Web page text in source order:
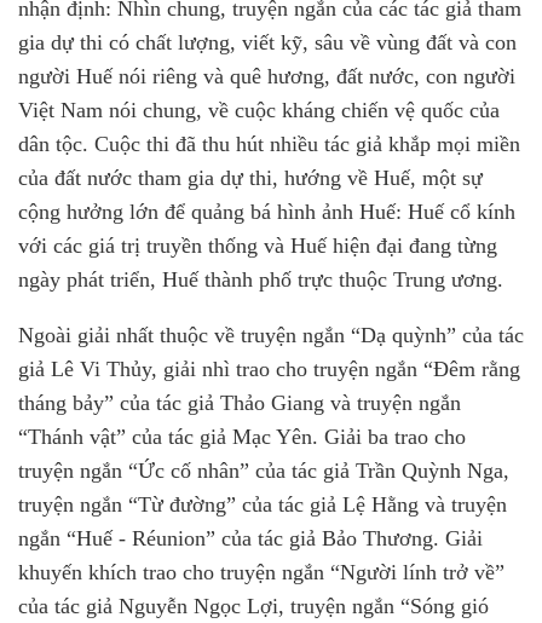
nhận định: Nhìn chung, truyện ngắn của các tác giả tham
gia dự thi có chất lượng, viết kỹ, sâu về vùng đất và con
người Huế nói riêng và quê hương, đất nước, con người
Việt Nam nói chung, về cuộc kháng chiến vệ quốc của
dân tộc. Cuộc thi đã thu hút nhiều tác giả khắp mọi miền
của đất nước tham gia dự thi, hướng về Huế, một sự
cộng hưởng lớn để quảng bá hình ảnh Huế: Huế cổ kính
với các giá trị truyền thống và Huế hiện đại đang từng
ngày phát triển, Huế thành phố trực thuộc Trung ương.
Ngoài giải nhất thuộc về truyện ngắn “Dạ quỳnh” của tác
giả Lê Vi Thủy, giải nhì trao cho truyện ngắn “Đêm rằng
tháng bảy” của tác giả Thảo Giang và truyện ngắn
“Thánh vật” của tác giả Mạc Yên. Giải ba trao cho
truyện ngắn “Ức cố nhân” của tác giả Trần Quỳnh Nga,
truyện ngắn “Từ đường” của tác giả Lệ Hằng và truyện
ngắn “Huế - Réunion” của tác giả Bảo Thương. Giải
khuyến khích trao cho truyện ngắn “Người lính trở về”
của tác giả Nguyễn Ngọc Lợi, truyện ngắn “Sóng gió